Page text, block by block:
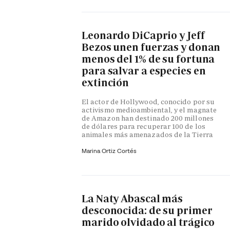
Leonardo DiCaprio y Jeff
Bezos unen fuerzas y donan
menos del 1% de su fortuna
para salvar a especies en
extinción
El actor de Hollywood, conocido por su
activismo medioambiental, y el magnate
de Amazon han destinado 200 millones
de dólares para recuperar 100 de los
animales más amenazados de la Tierra
Marina Ortiz Cortés
La Naty Abascal más
desconocida: de su primer
marido olvidado al trágico